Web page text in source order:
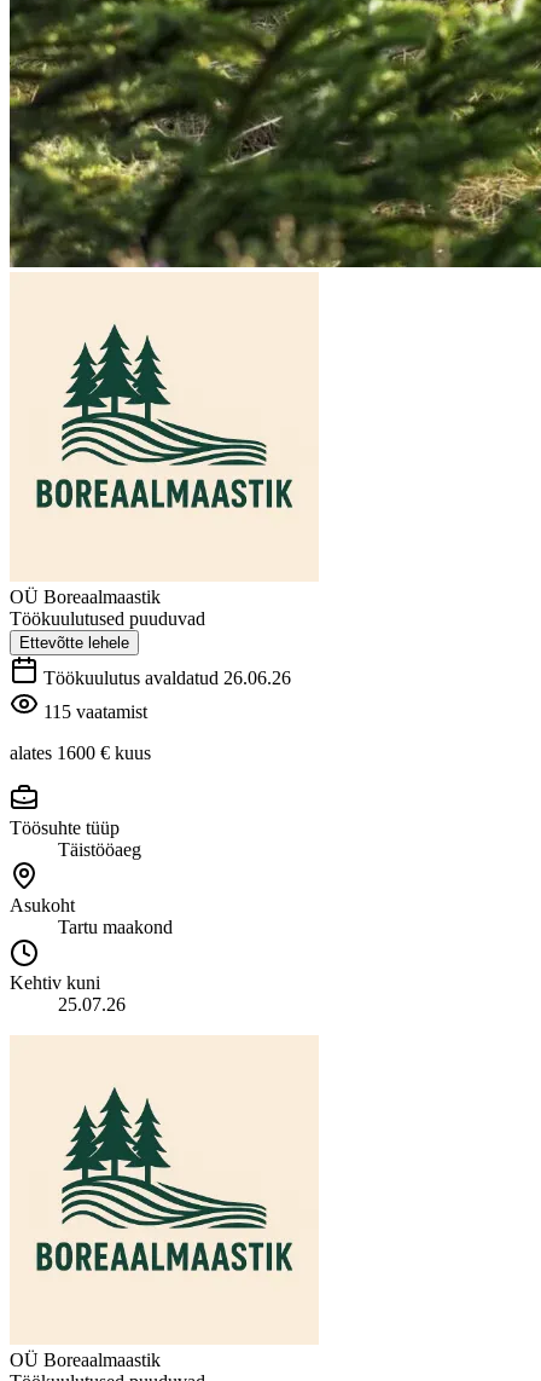
OÜ Boreaalmaastik
Töökuulutused puuduvad
Ettevõtte lehele
Töökuulutus avaldatud 26.06.26
115 vaatamist
alates 1600 € kuus
Töösuhte tüüp
Täistööaeg
Asukoht
Tartu maakond
Kehtiv kuni
25.07.26
OÜ Boreaalmaastik